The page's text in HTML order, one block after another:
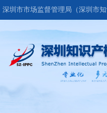
深圳市市场监督管理局（深圳市知